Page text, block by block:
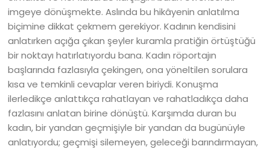
imgeye dönüşmekte. Aslında bu hikâyenin anlatılma
biçimine dikkat çekmem gerekiyor. Kadının kendisini
anlatırken açığa çıkan şeyler kuramla pratiğin örtüştüğü
bir noktayı hatırlatıyordu bana. Kadın röportajın
başlarında fazlasıyla çekingen, ona yöneltilen sorulara
kısa ve temkinli cevaplar veren biriydi. Konuşma
ilerledikçe anlattıkça rahatlayan ve rahatladıkça daha
fazlasını anlatan birine dönüştü. Karşımda duran bu
kadın, bir yandan geçmişiyle bir yandan da bugünüyle
anlatıyordu; geçmişi silemeyen, geleceği barındırmayan,